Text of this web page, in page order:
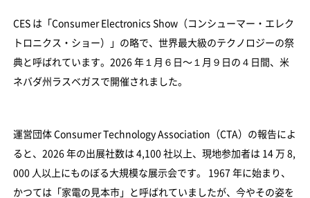
CES は「Consumer Electronics Show（コンシューマー・エレク
トロニクス・ショー）」の略で、世界最大級のテクノロジーの祭
典と呼ばれています。2026 年１月６日〜１月９日の４日間、米
ネバダ州ラスベガスで開催されました。
運営団体 Consumer Technology Association（CTA）の報告によ
ると、2026 年の出展社数は 4,100 社以上、現地参加者は 14 万 8,
000 人以上にものぼる大規模な展示会です。 1967 年に始まり、
かつては「家電の見本市」と呼ばれていましたが、今やその姿を